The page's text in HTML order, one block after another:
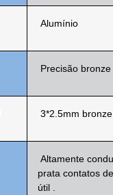
Alumínio
Precisão
3*2.5mm bronze
Altamente
prata contatos
útil .